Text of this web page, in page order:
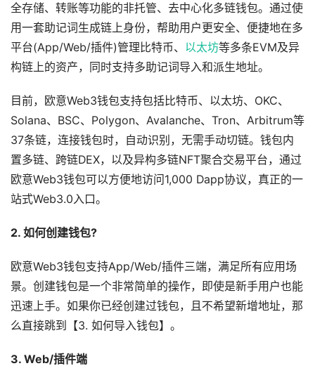
全存储、转账等功能的非托管、去中心化多链钱包。通过使
用一套助记词生成链上身份，帮助用户更安全、便捷地在多
平台(App/Web/插件)管理比特币、 以太坊等多条EVM及异
构链上的资产，同时支持多助记词导入和派生地址。
目前，欧意Web3钱包支持包括比特币、以太坊、OKC、
Solana、BSC、Polygon、Avalanche、Tron、Arbitrum等
37条链，连接钱包时，自动识别，无需手动切链。钱包内
置多链、跨链DEX，以及异构多链NFT聚合交易平台，通过
欧意Web3钱包可以方便地访问1,000 Dapp协议，真正的一
站式Web3.0入口。
2. 如何创建钱包?
欧意Web3钱包支持App/Web/插件三端，满足所有应用场
景。创建钱包是一个非常简单的操作，即使是新手用户也能
迅速上手。如果你已经创建过钱包，且不希望新增地址，那
么直接跳到【3. 如何导入钱包】。
3. Web/插件端